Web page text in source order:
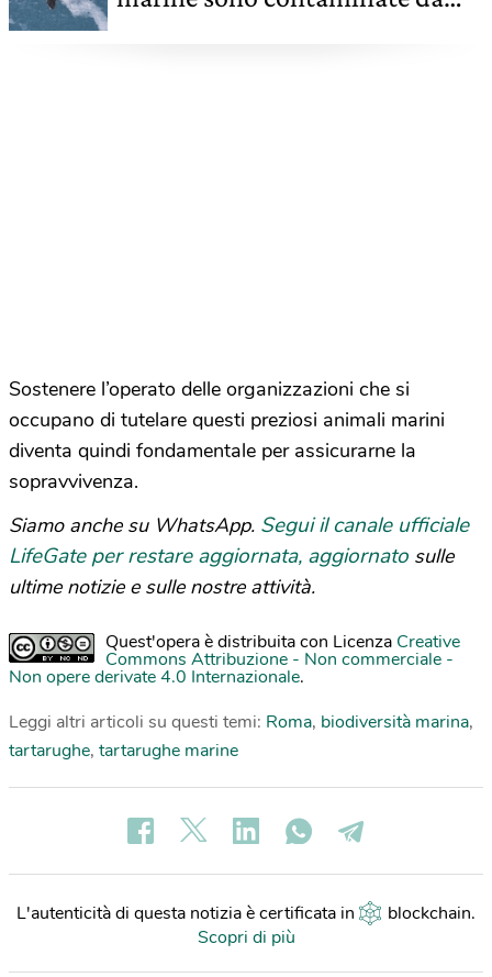
Sostenere l’operato delle organizzazioni che si
occupano di tutelare questi preziosi animali marini
diventa quindi fondamentale per assicurarne la
sopravvivenza.
Siamo anche su WhatsApp. Segui il canale ufficiale
LifeGate per restare aggiornata, aggiornato sulle
ultime notizie e sulle nostre attività.
Quest'opera è distribuita con Licenza Creative
Commons Attribuzione - Non commerciale -
Non opere derivate 4.0 Internazionale.
Leggi altri articoli su questi temi: Roma, biodiversità marina,
tartarughe, tartarughe marine
L'autenticità di questa notizia è certificata in blockchain.
Scopri di più